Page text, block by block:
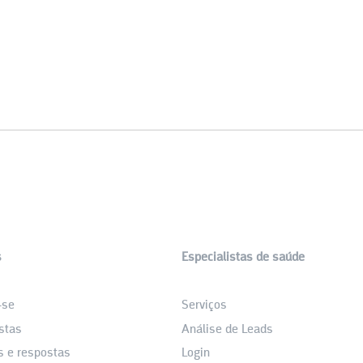
e respostas
Especialistas de saúde
Serviços
Análise de Leads
Login